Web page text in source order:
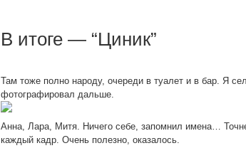
В итоге — “Циник”
Там тоже полно народу, очереди в туалет и в бар. Я
фотографировал дальше.
Анна, Лара, Митя. Ничего себе, запомнил имена…
каждый кадр. Очень полезно, оказалось.